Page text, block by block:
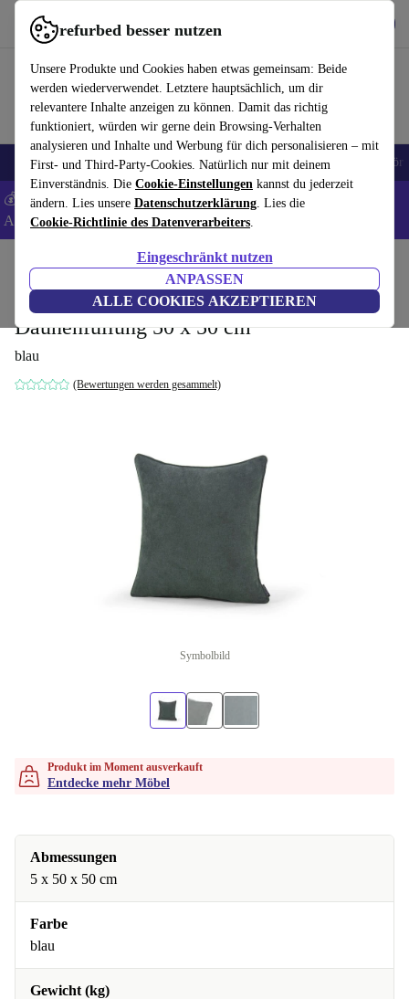
refurbed besser nutzen
Unsere Produkte und Cookies haben etwas gemeinsam: Beide
werden wiederverwendet. Letztere hauptsächlich, um dir
relevantere Inhalte anzeigen zu können. Damit das richtig
funktioniert, würden wir gerne dein Browsing-Verhalten
analysieren und Inhalte und Werbung für dich personalisieren – mit
First- und Third-Party-Cookies. Natürlich nur mit deinem
Einverständnis. Die Cookie-Einstellungen kannst du jederzeit
ändern. Lies unsere Datenschutzerklärung. Lies die
Cookie-Richtlinie des Datenverarbeiters.
Eingeschränkt nutzen
ANPASSEN
ALLE COOKIES AKZEPTIEREN
refurbed schnell und einfach nutzen
🎒 Back to school Handys Laptops Tablets Smartwatches Zubehör
💰 Extra -8% auf Samsung- und Google-Smartphones - Code:
ANDROID8 -AGB
Haushalt Möbel
Posh Kissen Form Blue Grey mit
Daunenfüllung 50 x 50 cm
blau
(Bewertungen werden gesammelt)
Symbolbild
Produkt im Moment ausverkauft
Entdecke mehr Möbel
Abmessungen
5 x 50 x 50 cm
Farbe
blau
Gewicht (kg)